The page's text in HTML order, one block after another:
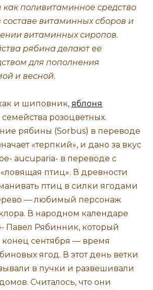
поливитаминное средство
составе витаминных сборов и
витаминных сиропов.
рябина делают ее
для пополнения
и весной.
и шиповник, яблоня
розоцветных.
рябины (Sorbus) в переводе
«терпкий», и дано за вкус
aucuparia- в переводе с
птиц». В древности
птиц в силки ягодами
— любимый персонаж
В народном календаре
Павел Рябинник, который
конец сентября — время
ягод. В этот день ветки
в пучки и развешивали
Считалось, что они